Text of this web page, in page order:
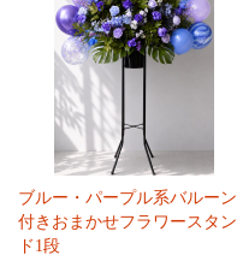
ブルー・パープル系バルーン
付きおまかせフラワースタン
ド1段